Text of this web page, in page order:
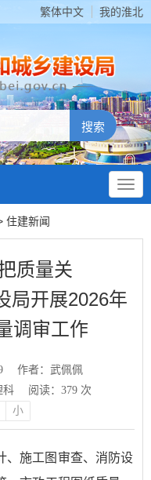
繁体中文 我的淮北
住建新闻
质量关
局开展2026年
调审工作
作者：武佩佩
科
阅读： 379次
小
、施工图审查、消防设